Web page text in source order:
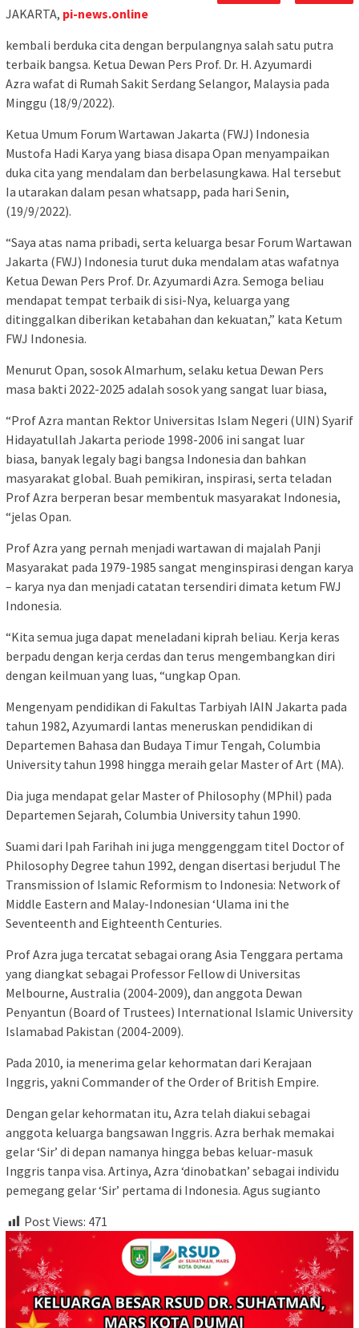
JAKARTA, pi-news.online
kembali berduka cita dengan berpulangnya salah satu putra
terbaik bangsa. Ketua Dewan Pers Prof. Dr. H. Azyumardi
Azra wafat di Rumah Sakit Serdang Selangor, Malaysia pada
Minggu (18/9/2022).
Ketua Umum Forum Wartawan Jakarta (FWJ) Indonesia
Mustofa Hadi Karya yang biasa disapa Opan menyampaikan
duka cita yang mendalam dan berbelasungkawa. Hal tersebut
Ia utarakan dalam pesan whatsapp, pada hari Senin,
(19/9/2022).
“Saya atas nama pribadi, serta keluarga besar Forum Wartawan
Jakarta (FWJ) Indonesia turut duka mendalam atas wafatnya
Ketua Dewan Pers Prof. Dr. Azyumardi Azra. Semoga beliau
mendapat tempat terbaik di sisi-Nya, keluarga yang
ditinggalkan diberikan ketabahan dan kekuatan,” kata Ketum
FWJ Indonesia.
Menurut Opan, sosok Almarhum, selaku ketua Dewan Pers
masa bakti 2022-2025 adalah sosok yang sangat luar biasa,
“Prof Azra mantan Rektor Universitas Islam Negeri (UIN) Syarif
Hidayatullah Jakarta periode 1998-2006 ini sangat luar
biasa, banyak legaly bagi bangsa Indonesia dan bahkan
masyarakat global. Buah pemikiran, inspirasi, serta teladan
Prof Azra berperan besar membentuk masyarakat Indonesia,
“jelas Opan.
Prof Azra yang pernah menjadi wartawan di majalah Panji
Masyarakat pada 1979-1985 sangat menginspirasi dengan karya
– karya nya dan menjadi catatan tersendiri dimata ketum FWJ
Indonesia.
“Kita semua juga dapat meneladani kiprah beliau. Kerja keras
berpadu dengan kerja cerdas dan terus mengembangkan diri
dengan keilmuan yang luas, “ungkap Opan.
Mengenyam pendidikan di Fakultas Tarbiyah IAIN Jakarta pada
tahun 1982, Azyumardi lantas meneruskan pendidikan di
Departemen Bahasa dan Budaya Timur Tengah, Columbia
University tahun 1998 hingga meraih gelar Master of Art (MA).
Dia juga mendapat gelar Master of Philosophy (MPhil) pada
Departemen Sejarah, Columbia University tahun 1990.
Suami dari Ipah Farihah ini juga menggenggam titel Doctor of
Philosophy Degree tahun 1992, dengan disertasi berjudul The
Transmission of Islamic Reformism to Indonesia: Network of
Middle Eastern and Malay-Indonesian ‘Ulama ini the
Seventeenth and Eighteenth Centuries.
Prof Azra juga tercatat sebagai orang Asia Tenggara pertama
yang diangkat sebagai Professor Fellow di Universitas
Melbourne, Australia (2004-2009), dan anggota Dewan
Penyantun (Board of Trustees) International Islamic University
Islamabad Pakistan (2004-2009).
Pada 2010, ia menerima gelar kehormatan dari Kerajaan
Inggris, yakni Commander of the Order of British Empire.
Dengan gelar kehormatan itu, Azra telah diakui sebagai
anggota keluarga bangsawan Inggris. Azra berhak memakai
gelar ‘Sir’ di depan namanya hingga bebas keluar-masuk
Inggris tanpa visa. Artinya, Azra ‘dinobatkan’ sebagai individu
pemegang gelar ‘Sir’ pertama di Indonesia. Agus sugianto
Post Views: 471